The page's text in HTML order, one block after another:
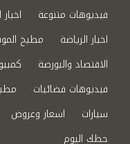
فيديوهات متنوعة
اخبار الرياضة
مطبخ
الاقتصاد والبورصة
فيديوهات فضائيات
سيارات
اسعار وعروض
حظك اليوم